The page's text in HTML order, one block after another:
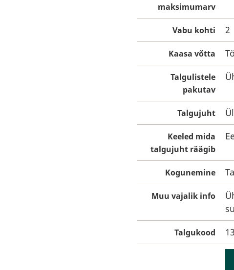
maksimumarv
Vabu kohti 2
Kaasa võtta
Talgulistele
pakutav
Talgujuht
Keeled mida
talgujuht räägib
Kogunemine
Muu vajalik info
Talgukood